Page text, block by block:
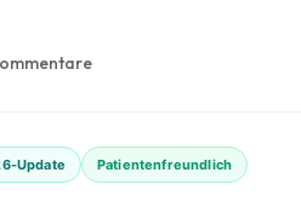
Update Patientenfreundlich